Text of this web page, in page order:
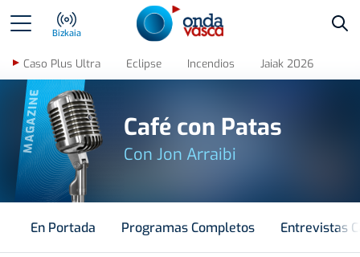
Bizkaia
Caso Plus Ultra Eclipse Incendios Jaiak 2026
MAGAZINE Café con Patas
Con Jon Arraibi
En Portada Programas Completos Entrevistas